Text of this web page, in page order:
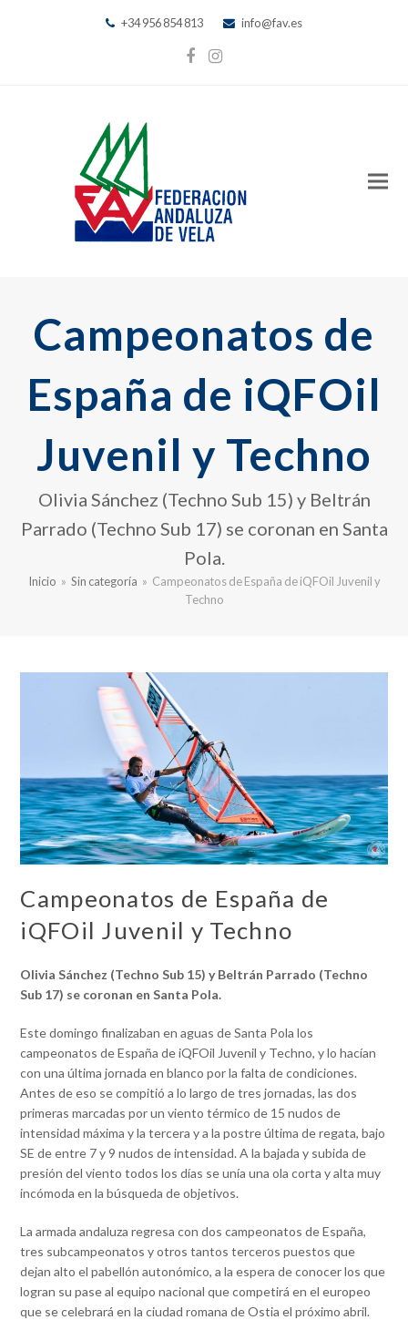
+34 956 854 813 info@fav.es
Facebook
Instagram
Campeonatos de
España de iQFOil
Juvenil y Techno
Olivia Sánchez (Techno Sub 15) y Beltrán
Parrado (Techno Sub 17) se coronan en Santa
Pola.
Inicio » Sin categoría » Campeonatos de España de iQFOil Juvenil y
Techno
Campeonatos de España de
iQFOil Juvenil y Techno
Olivia Sánchez (Techno Sub 15) y Beltrán Parrado (Techno
Sub 17) se coronan en Santa Pola.
Este domingo finalizaban en aguas de Santa Pola los
campeonatos de España de iQFOil Juvenil y Techno, y lo hacían
con una última jornada en blanco por la falta de condiciones.
Antes de eso se compitió a lo largo de tres jornadas, las dos
primeras marcadas por un viento térmico de 15 nudos de
intensidad máxima y la tercera y a la postre última de regata, bajo
SE de entre 7 y 9 nudos de intensidad. A la bajada y subida de
presión del viento todos los días se unía una ola corta y alta muy
incómoda en la búsqueda de objetivos.
La armada andaluza regresa con dos campeonatos de España,
tres subcampeonatos y otros tantos terceros puestos que
dejan alto el pabellón autonómico, a la espera de conocer los que
logran su pase al equipo nacional que competirá en el europeo
que se celebrará en la ciudad romana de Ostia el próximo abril.